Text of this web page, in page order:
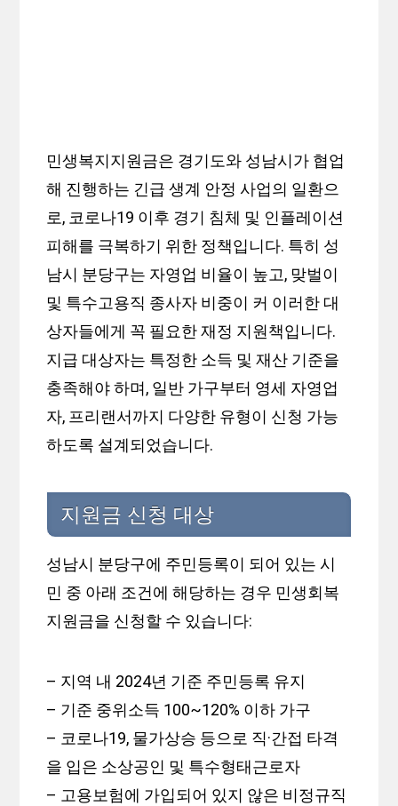
민생복지지원금은 경기도와 성남시가 협업
해 진행하는 긴급 생계 안정 사업의 일환으
로, 코로나19 이후 경기 침체 및 인플레이션
피해를 극복하기 위한 정책입니다. 특히 성
남시 분당구는 자영업 비율이 높고, 맞벌이
및 특수고용직 종사자 비중이 커 이러한 대
상자들에게 꼭 필요한 재정 지원책입니다.
지급 대상자는 특정한 소득 및 재산 기준을
충족해야 하며, 일반 가구부터 영세 자영업
자, 프리랜서까지 다양한 유형이 신청 가능
하도록 설계되었습니다.
지원금 신청 대상
성남시 분당구에 주민등록이 되어 있는 시
민 중 아래 조건에 해당하는 경우 민생회복
지원금을 신청할 수 있습니다:
– 지역 내 2024년 기준 주민등록 유지
– 기준 중위소득 100~120% 이하 가구
– 코로나19, 물가상승 등으로 직·간접 타격
을 입은 소상공인 및 특수형태근로자
– 고용보험에 가입되어 있지 않은 비정규직